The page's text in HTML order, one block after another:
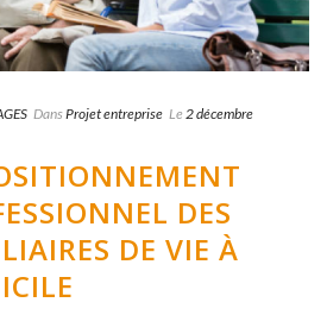
DansProjet entreprise Le 2 décembre
DES
DE VIE À